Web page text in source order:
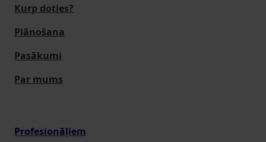
Kurp doties?
Plānošana
Pasākumi
Par mums
Profesionāļiem